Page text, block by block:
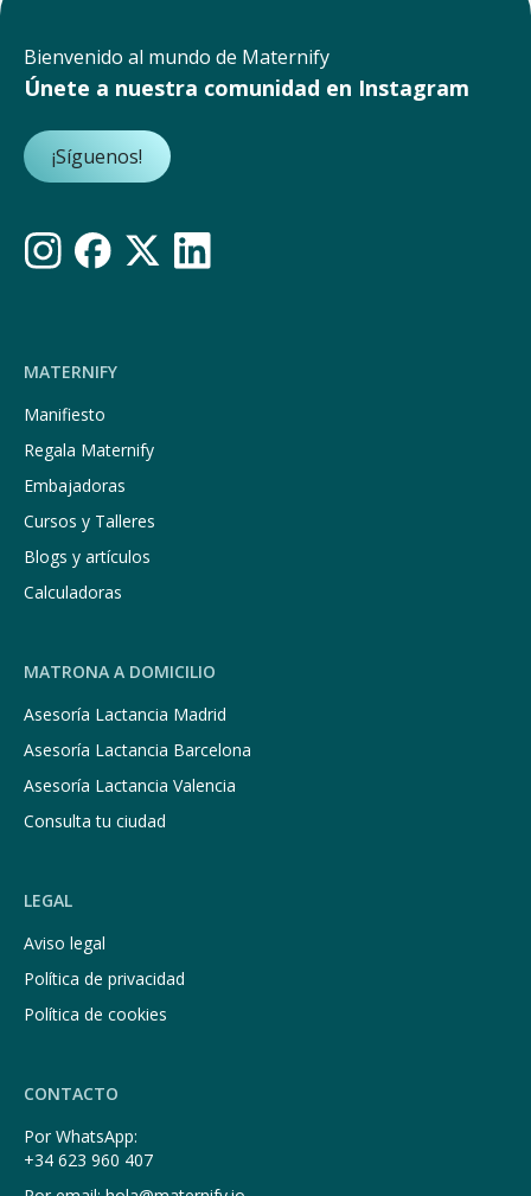
Bienvenido al mundo de Maternify
Únete a nuestra comunidad en Instagram
¡Síguenos!
MATERNIFY
Manifiesto
Regala Maternify
Embajadoras
Cursos y Talleres
Blogs y artículos
Calculadoras
MATRONA A DOMICILIO
Asesoría Lactancia Madrid
Asesoría Lactancia Barcelona
Asesoría Lactancia Valencia
Consulta tu ciudad
LEGAL
Aviso legal
Política de privacidad
Política de cookies
CONTACTO
Por WhatsApp:
+34 623 960 407